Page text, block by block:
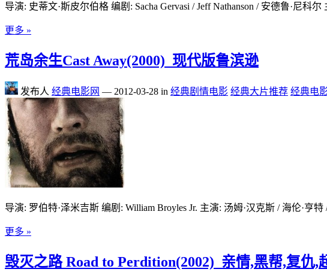
导演: 史蒂文·斯皮尔伯格 编剧: Sacha Gervasi / Jeff Nathanson / 安德鲁·尼
更多 »
荒岛余生Cast Away(2000)_现代版鲁滨逊
发布人 经典电影网 — 2012-03-28 in 经典剧情电影 经典大片推荐 经典电
导演: 罗伯特·泽米吉斯 编剧: William Broyles Jr. 主演: 汤姆·汉克斯 / 海伦·
更多 »
毁灭之路 Road to Perdition(2002)_亲情,黑帮,复仇,